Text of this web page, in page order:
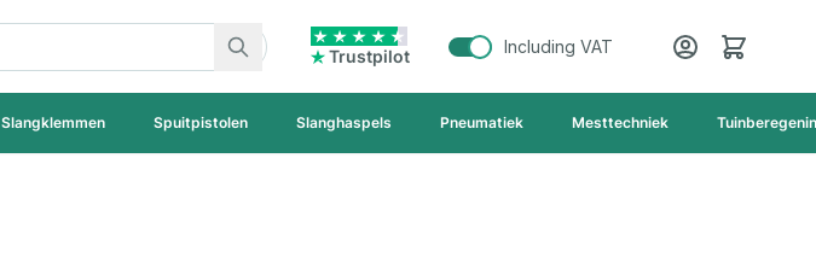
Trustpilot
Including VAT Cart
Slangklemmen Spuitpistolen Slanghaspels Pneumatiek Mesttechniek